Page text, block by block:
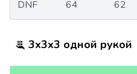
DNF 64 62
3x3x3 одной рукой